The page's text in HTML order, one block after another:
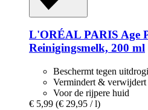
L'ORÉAL PARIS Age
Reinigingsmelk, 200 ml
Beschermt tegen
Vermindert & verwijdert
Voor de rijpere huid
€ 5,99 (€ 29,95 / l)